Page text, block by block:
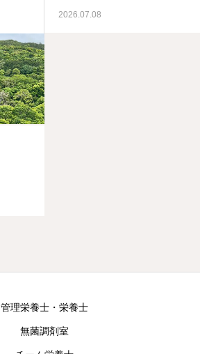
2026.07.08
管理栄養士・栄養士
無菌調剤室